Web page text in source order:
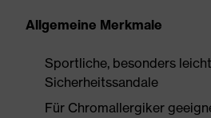
Allgemeine Merkmale
Sportliche, besonders
Sicherheitssandale
Für Chromallergiker